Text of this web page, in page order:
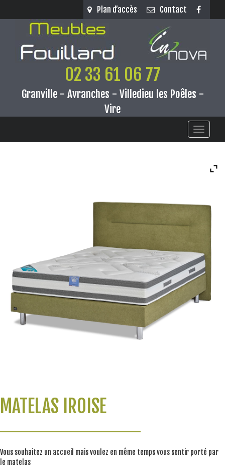
Plan d’accès Contact
02 33 61 06 77
Granville - Avranches - Villedieu les Poêles -
Vire
Toggle
MATELAS IROISE
Vous souhaitez un accueil mais voulez en même temps vous sentir porté par
le matelas
Panneau de gestion des cookies